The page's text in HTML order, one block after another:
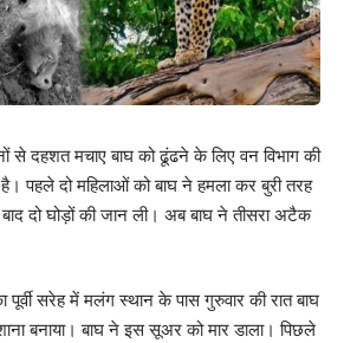
से दहशत मचाए बाघ को ढूंढने के लिए वन विभाग की
है। पहले दो महिलाओं को बाघ ने हमला कर बुरी तरह
दो घोड़ों की जान ली। अब बाघ ने तीसरा अटैक
सरेह में मलंग स्थान के पास गुरुवार की रात बाघ
बनाया। बाघ ने इस सूअर को मार डाला। पिछले